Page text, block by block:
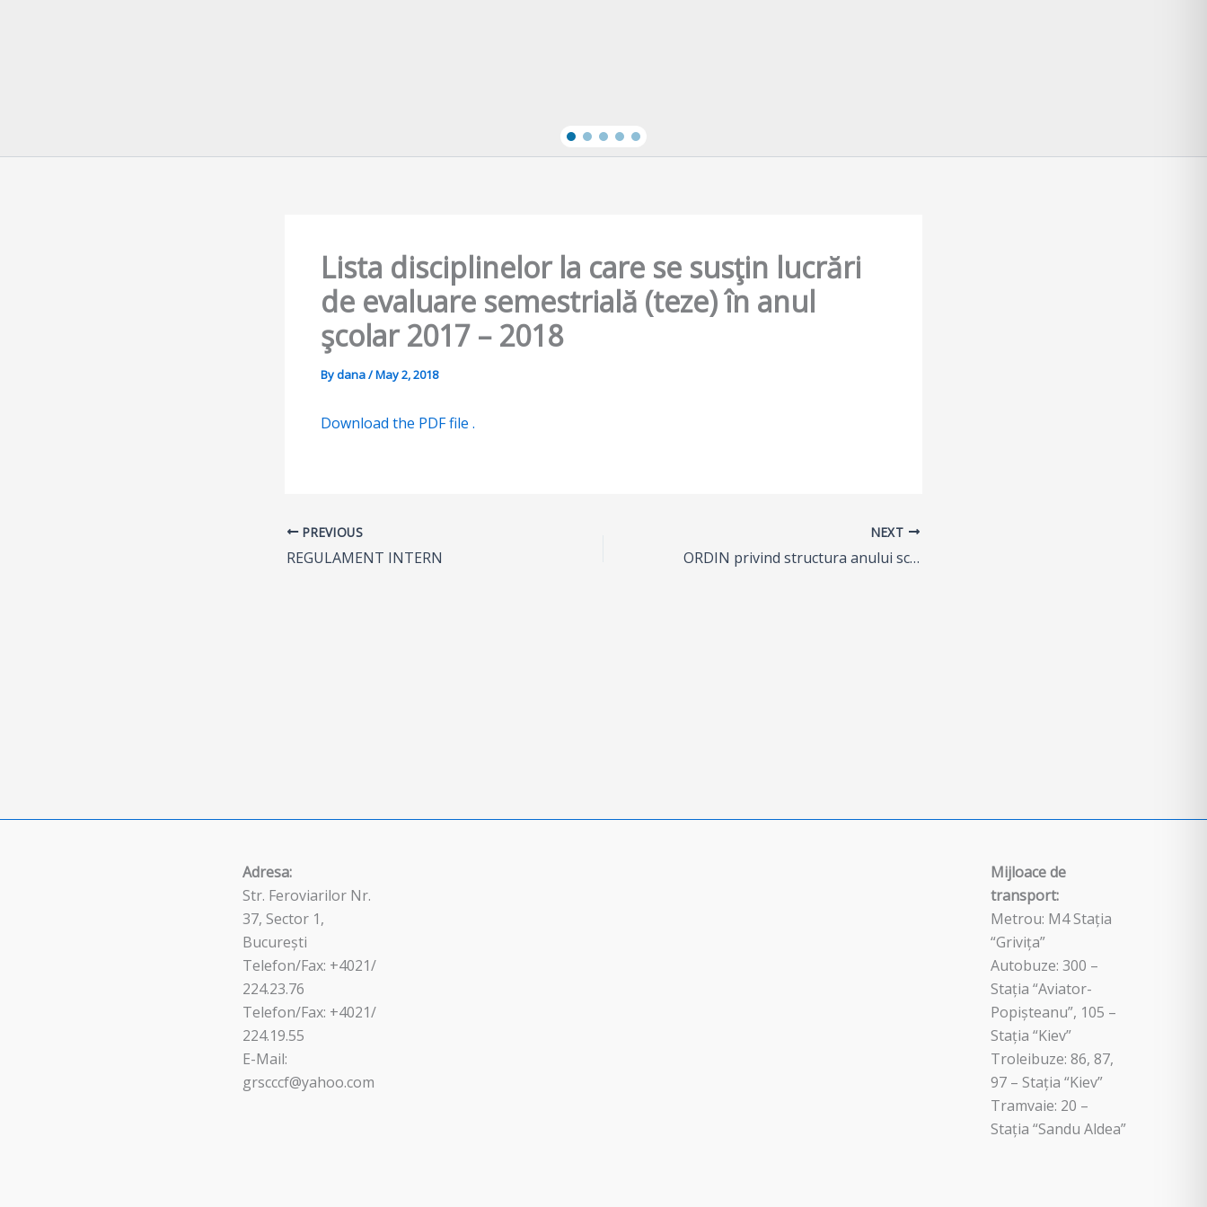
Lista disciplinelor la care se susţin lucrări
de evaluare semestrială (teze) în anul
şcolar 2017 – 2018
Bydana/May 2, 2018
Download the PDF file .
PREVIOUS
REGULAMENT INTERN
NEXT
ORDIN privind structura anului scolar 2017 – 2018
Adresa:
Str. Feroviarilor Nr.
37, Sector 1,
București
Telefon/Fax: +4021/
224.23.76
Telefon/Fax: +4021/
224.19.55
E-Mail:
grscccf@yahoo.com
Mijloace de
transport:
Metrou: M4 Stația
“Grivița”
Autobuze: 300 –
Stația “Aviator-
Popișteanu”, 105 –
Stația “Kiev”
Troleibuze: 86, 87,
97 – Stația “Kiev”
Tramvaie: 20 –
Stația “Sandu Aldea”